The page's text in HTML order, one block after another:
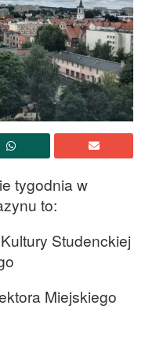
tygodnia w
to:
Studenckiej
Miejskiego